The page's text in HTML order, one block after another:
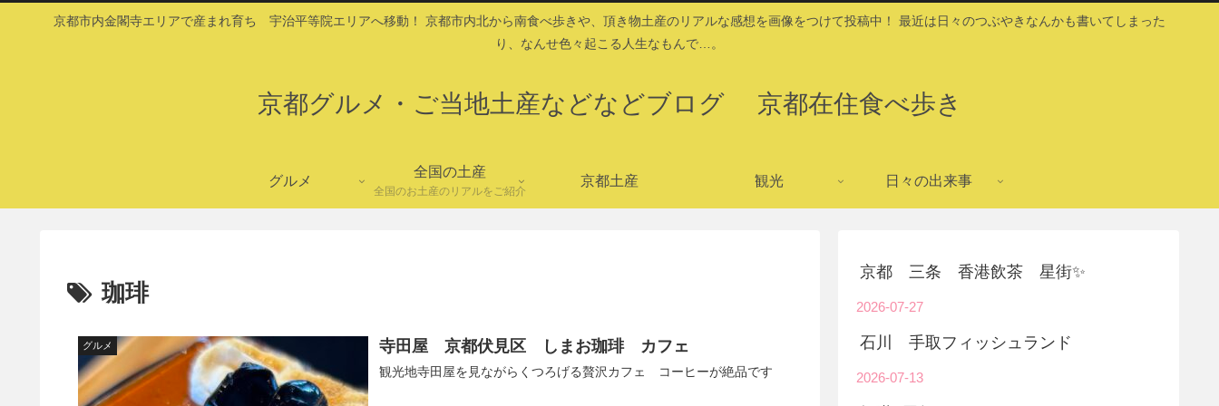
京都市内金閣寺エリアで産まれ育ち 宇治平等院エリアへ移動！ 京都市内北から南食べ歩きや、頂き物土産のリアルな感想を画像をつけて投稿中！ 最近は日々のつぶやきなんかも書いてしまった
り、なんせ色々起こる人生なもんで…。
京都グルメ・ご当地土産などなどブログ 京都在住食べ歩き
グルメ
全国の土産
全国のお土産のリアルをご紹介
京都土産 観光 日々の出来事
珈琲
グルメ 寺田屋 京都伏見区 しまお珈琲 カフェ
観光地寺田屋を見ながらくつろげる贅沢カフェ コーヒーが絶品です
京都 三条 香港飲茶 星街✨
2026-07-27
石川 手取フィッシュランド
2026-07-13